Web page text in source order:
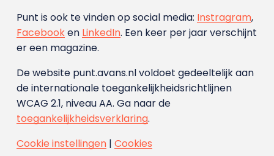
Punt is ook te vinden op social media: Instragram,
Facebooken LinkedIn. Een keer per jaar verschijnt
er een magazine.
De website punt.avans.nl voldoet gedeeltelijk aan
de internationale toegankelijkheidsrichtlijnen
WCAG 2.1, niveau AA. Ga naar de
toegankelijkheidsverklaring.
Cookie instellingen| Cookies